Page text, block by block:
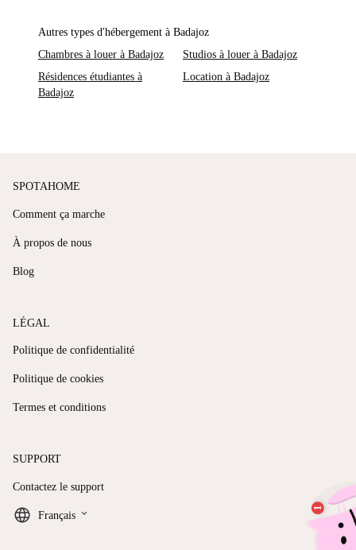
Autres types d'hébergement à Badajoz
Chambres à louer à Badajoz
Studios à louer à Badajoz
Résidences étudiantes à
Badajoz
Location à Badajoz
SPOTAHOME
Comment ça marche
À propos de nous
Blog
LÉGAL
Politique de confidentialité
Politique de cookies
Termes et conditions
SUPPORT
Contactez le support
Français keyboard_arrow_down